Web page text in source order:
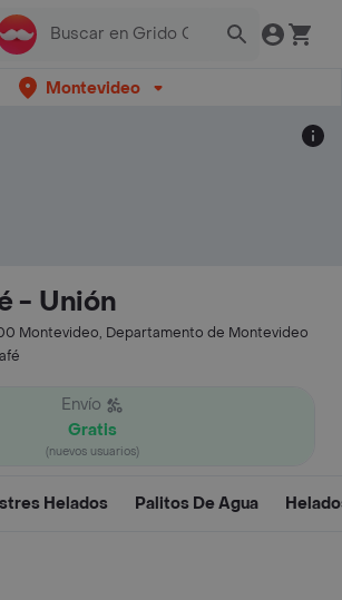
Montevideo
- Unión
Montevideo, Departamento de Montevideo
Envío
Gratis
(nuevos usuarios)
Helados Palitos De Agua